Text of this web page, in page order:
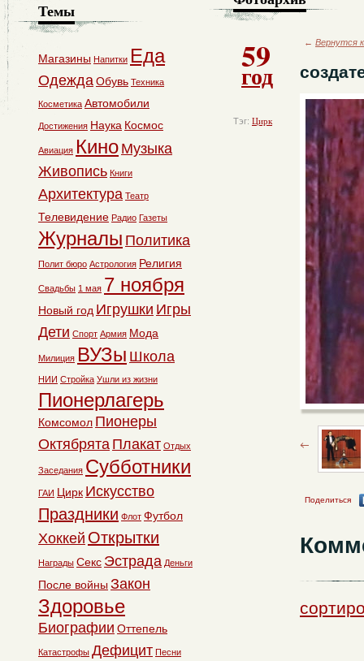
59
год
Тэг: Цирк
← Вернутся
Поделиться
Темы
Магазины Напитки Еда
ОдеждаОбувь Техника
Косметика Автомобили
Достижения Наука Космос
Авиация Кино Музыка
Живопись Книги
Архитектура Театр
Телевидение Радио Газеты
Журналы Политика
Полит бюро Астрология Религия
Свадьбы 1 мая 7 ноября
Новый год Игрушки Игры
Дети Спорт Армия Мода
Милиция ВУЗы Школа
НИИ Стройка Ушли из жизни
Пионерлагерь
Комсомол Пионеры
Октябрята Плакат Отдых
Заседания Субботники
ГАИ Цирк Искусство
Праздники Флот Футбол
Хоккей Открытки
Награды Секс Эстрада Деньги
После войны Закон
Здоровье
Биографии Оттепель
Катастрофы Дефицит Песни